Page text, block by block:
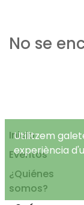
No se
Inicio
Eventos
¿Quiénes
somos?
Utilitzem
experiència